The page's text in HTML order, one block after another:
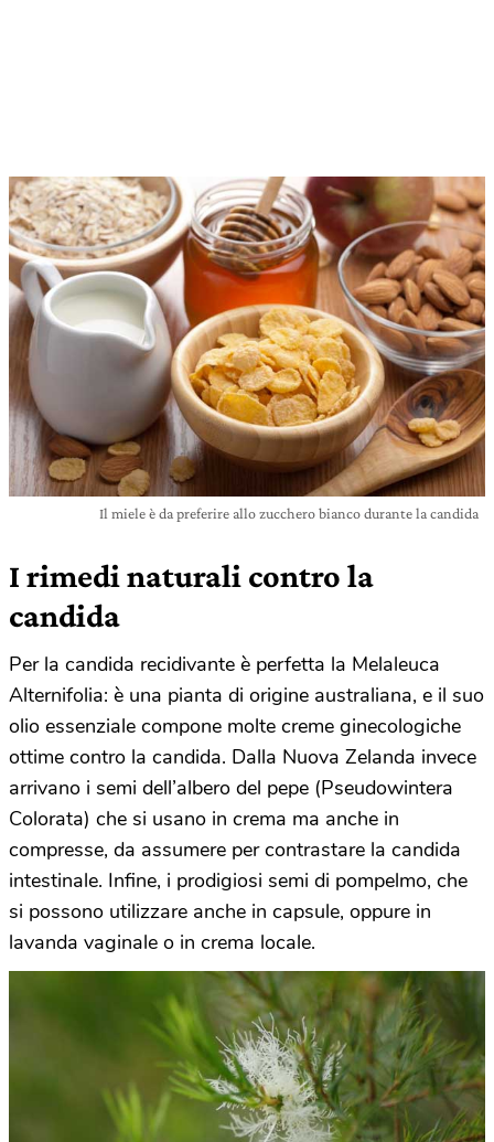
Il miele è da preferire allo zucchero bianco durante la candida
I rimedi naturali contro la
candida
Per la candida recidivante è perfetta la Melaleuca
Alternifolia: è una pianta di origine australiana, e il suo
olio essenziale compone molte creme ginecologiche
ottime contro la candida. Dalla Nuova Zelanda invece
arrivano i semi dell’albero del pepe (Pseudowintera
Colorata) che si usano in crema ma anche in
compresse, da assumere per contrastare la candida
intestinale. Infine, i prodigiosi semi di pompelmo, che
si possono utilizzare anche in capsule, oppure in
lavanda vaginale o in crema locale.